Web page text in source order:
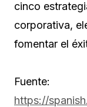
cinco
corporativa,
fomentar el
Fuente:
https://